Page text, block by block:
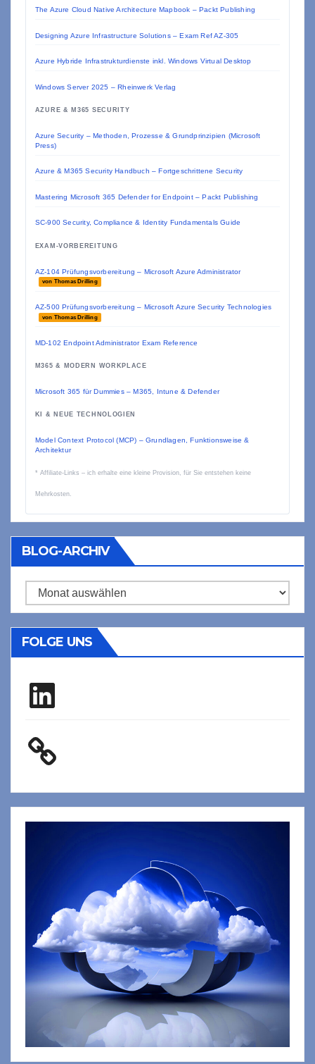
The Azure Cloud Native Architecture Mapbook – Packt Publishing
Designing Azure Infrastructure Solutions – Exam Ref AZ-305
Azure Hybride Infrastrukturdienste inkl. Windows Virtual Desktop
Windows Server 2025 – Rheinwerk Verlag
AZURE & M365 SECURITY
Azure Security – Methoden, Prozesse & Grundprinzipien (Microsoft
Press)
Azure & M365 Security Handbuch – Fortgeschrittene Security
Mastering Microsoft 365 Defender for Endpoint – Packt Publishing
SC-900 Security, Compliance & Identity Fundamentals Guide
EXAM-VORBEREITUNG
AZ-104 Prüfungsvorbereitung – Microsoft Azure Administrator
von Thomas Drilling
AZ-500 Prüfungsvorbereitung – Microsoft Azure Security Technologies
von Thomas Drilling
MD-102 Endpoint Administrator Exam Reference
M365 & MODERN WORKPLACE
Microsoft 365 für Dummies – M365, Intune & Defender
KI & NEUE TECHNOLOGIEN
Model Context Protocol (MCP) – Grundlagen, Funktionsweise &
Architektur
* Affiliate-Links – ich erhalte eine kleine Provision, für Sie entstehen keine
Mehrkosten.
BLOG-ARCHIV
Blog-
Archiv
FOLGE UNS
LinkedIn